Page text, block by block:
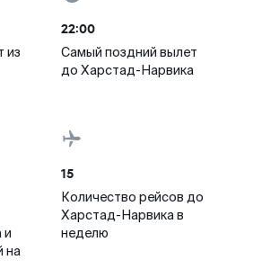
из
22:00
Самый поздний вылет
до Харстад-Нарвика
и
на
15
Количество рейсов до
Харстад-Нарвика в
неделю